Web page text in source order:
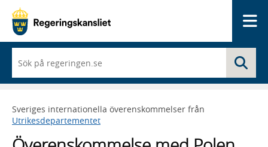
du
börjar
skriva
framträder
en
med
Sveriges internationella överenskommelser från
Utrikesdepartementet